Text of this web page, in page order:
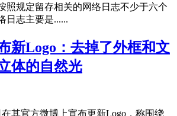
照规定留存相关的网络日志不少于六个
日志主要是......
新Logo：去掉了外框和文
体的自然光
其官方微博上宣布更新Logo，称围绕